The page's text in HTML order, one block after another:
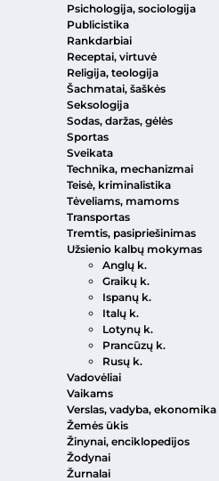
Psichologija, sociologija
Publicistika
Rankdarbiai
Receptai, virtuvė
Religija, teologija
Šachmatai, šaškės
Seksologija
Sodas, daržas, gėlės
Sportas
Sveikata
Technika, mechanizmai
Teisė, kriminalistika
Tėveliams, mamoms
Transportas
Tremtis, pasipriešinimas
Užsienio kalbų mokymas
Anglų k.
Graikų k.
Ispanų k.
Italų k.
Lotynų k.
Prancūzų k.
Rusų k.
Vadovėliai
Vaikams
Verslas, vadyba, ekonomika
Žemės ūkis
Žinynai, enciklopedijos
Žodynai
Žurnalai